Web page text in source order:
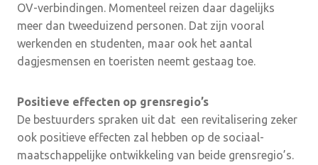
OV-verbindingen. Momenteel reizen daar dagelijks
meer dan tweeduizend personen. Dat zijn vooral
werkenden en studenten, maar ook het aantal
dagjesmensen en toeristen neemt gestaag toe.
Positieve effecten op grensregio’s
De bestuurders spraken uit dat een revitalisering zeker
ook positieve effecten zal hebben op de sociaal-
maatschappelijke ontwikkeling van beide grensregio’s.